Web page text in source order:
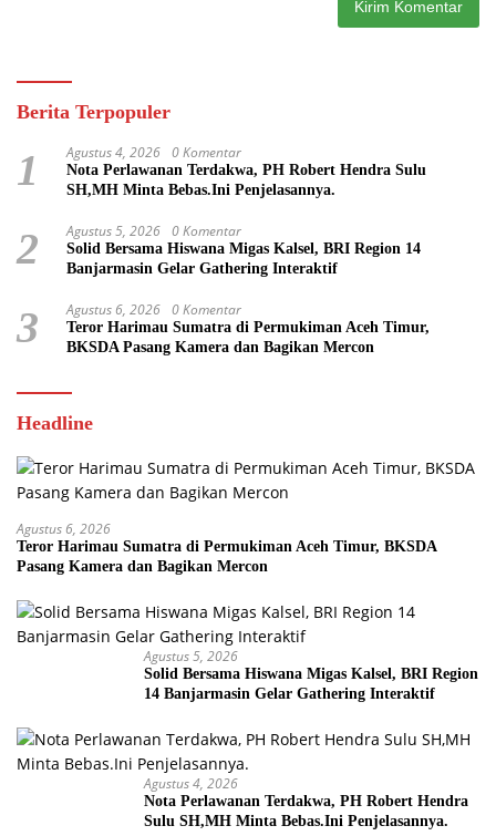
Berita Terpopuler
1 Agustus 4, 2026 0 Komentar
Nota Perlawanan Terdakwa, PH Robert Hendra Sulu
SH,MH Minta Bebas.Ini Penjelasannya.
2 Agustus 5, 2026 0 Komentar
Solid Bersama Hiswana Migas Kalsel, BRI Region 14
Banjarmasin Gelar Gathering Interaktif
3 Agustus 6, 2026 0 Komentar
Teror Harimau Sumatra di Permukiman Aceh Timur,
BKSDA Pasang Kamera dan Bagikan Mercon
Headline
Agustus 6, 2026
Teror Harimau Sumatra di Permukiman Aceh Timur, BKSDA
Pasang Kamera dan Bagikan Mercon
Agustus 5, 2026
Solid Bersama Hiswana Migas Kalsel, BRI Region
14 Banjarmasin Gelar Gathering Interaktif
Agustus 4, 2026
Nota Perlawanan Terdakwa, PH Robert Hendra
Sulu SH,MH Minta Bebas.Ini Penjelasannya.